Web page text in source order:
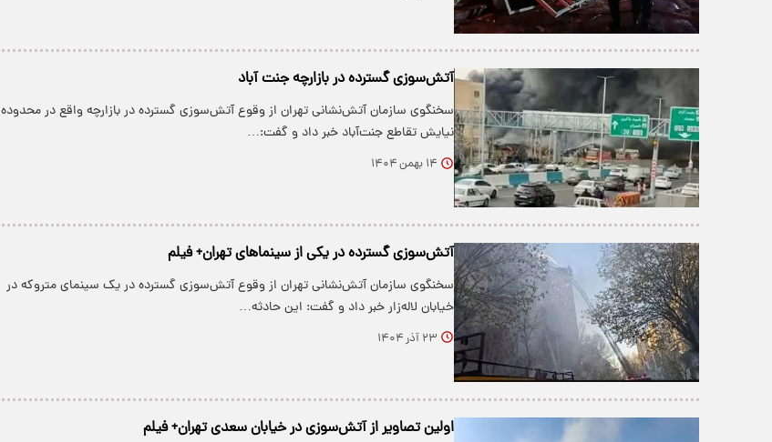
آتش‌سوزی گسترده در بازارچه جنت آباد
سخنگوی سازمان آتش‌نشانی تهران از وقوع آتش‌سوزی گسترده در بازارچه واقع در محدوده
نیایش تقاطع جنت‌آباد خبر داد و گفت:…
۱۴ بهمن ۱۴۰۴
آتش‌سوزی گسترده در یکی از سینماهای تهران+ فیلم
سخنگوی سازمان آتش‌نشانی تهران از وقوع آتش‌سوزی گسترده در یک سینمای متروکه در
خیابان لاله‌زار خبر داد و گفت: این حادثه…
۲۳ آذر ۱۴۰۴
اولین تصاویر از آتش‌سوزی در خیابان سعدی تهران+ فیلم